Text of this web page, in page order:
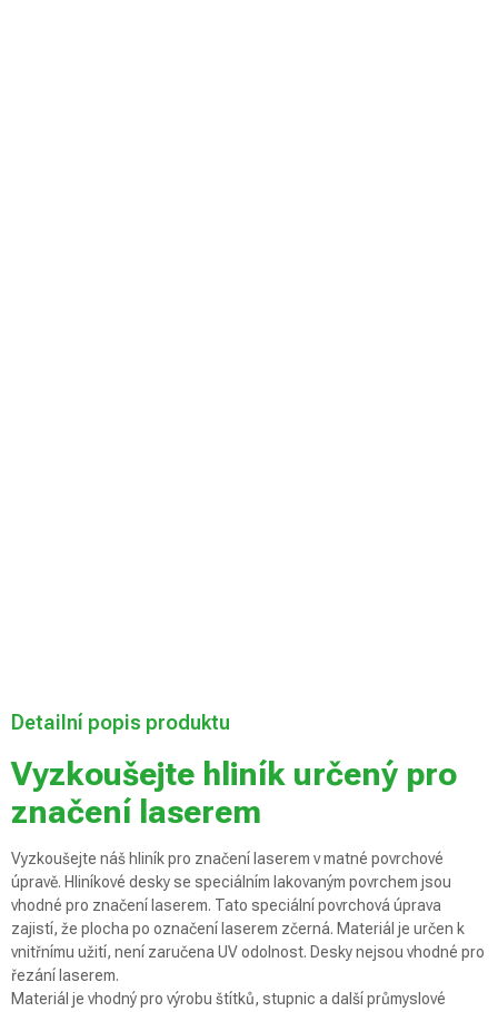
Detailní popis produktu
Vyzkoušejte hliník určený pro
značení laserem
Vyzkoušejte náš hliník pro značení laserem v matné povrchové
úpravě. Hliníkové desky se speciálním lakovaným povrchem jsou
vhodné pro značení laserem. Tato speciální povrchová úprava
zajistí, že plocha po označení laserem zčerná. Materiál je určen k
vnitřnímu užití, není zaručena UV odolnost. Desky nejsou vhodné pro
řezání laserem.
Materiál je vhodný pro výrobu štítků, stupnic a další průmyslové